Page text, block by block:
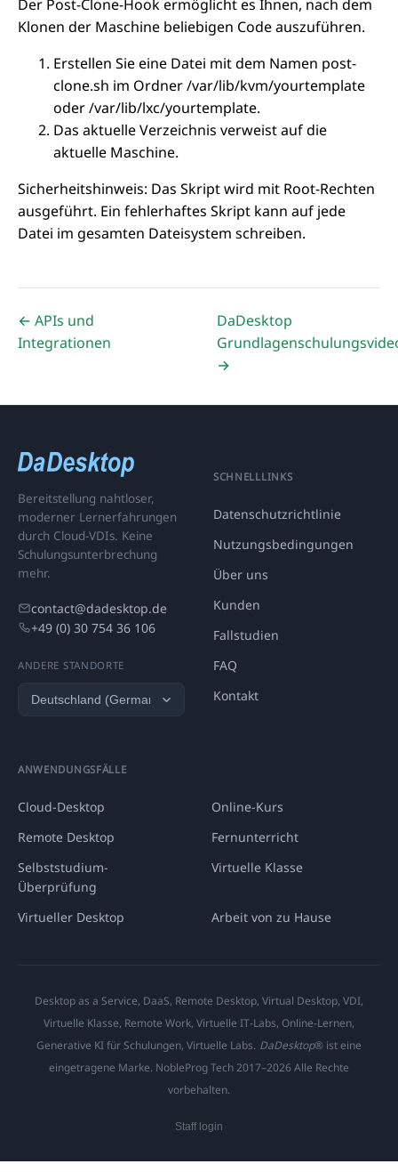
Der Post-Clone-Hook ermöglicht es Ihnen, nach dem
Klonen der Maschine beliebigen Code auszuführen.
Erstellen Sie eine Datei mit dem Namen post-
clone.sh im Ordner /var/lib/kvm/yourtemplate
oder /var/lib/lxc/yourtemplate.
Das aktuelle Verzeichnis verweist auf die
aktuelle Maschine.
Sicherheitshinweis: Das Skript wird mit Root-Rechten
ausgeführt. Ein fehlerhaftes Skript kann auf jede
Datei im gesamten Dateisystem schreiben.
← APIs und
Integrationen
DaDesktop
→
Bereitstellung nahtloser,
moderner Lernerfahrungen
durch Cloud-VDIs. Keine
Schulungsunterbrechung
mehr.
contact@dadesktop.de
+49 (0) 30 754 36 106
ANDERE STANDORTE
SCHNELLLINKS
Datenschutzrichtlinie
Nutzungsbedingungen
Über uns
Kunden
Fallstudien
FAQ
Kontakt
ANWENDUNGSFÄLLE
Cloud-Desktop
Online-Kurs
Remote Desktop
Fernunterricht
Selbststudium-
Überprüfung
Virtuelle Klasse
Virtueller Desktop Arbeit von zu Hause
Desktop as a Service, DaaS, Remote Desktop, Virtual Desktop, VDI,
Virtuelle Klasse, Remote Work, Virtuelle IT-Labs, Online-Lernen,
Generative KI für Schulungen, Virtuelle Labs. DaDesktop® ist eine
eingetragene Marke. NobleProg Tech 2017–2026 Alle Rechte
vorbehalten.
Staff login